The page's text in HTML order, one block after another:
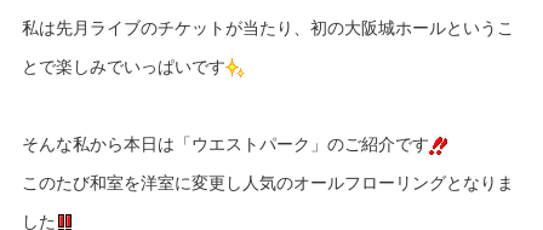
私は先月ライブのチケットが当たり、初の大阪城ホールというこ
とで楽しみでいっぱいです
そんな私から本日は「ウエストパーク」のご紹介です
このたび和室を洋室に変更し人気のオールフローリングとなりま
した